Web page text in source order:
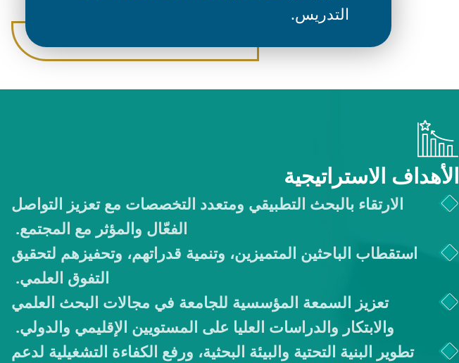
التدريس.
الأهداف الاستراتيجية
الارتقاء بالبحث التطبيقي ومتعدد التخصصات مع تعزيز التواصل
الفعّال والمؤثر مع المجتمع.
استقطاب الباحثين المتميزين، وتنمية قدراتهم، وتحفيزهم لتحقيق
التفوق العلمي.
تعزيز السمعة المؤسسية للجامعة في مجالات البحث العلمي
والابتكار والدراسات العليا على المستويين الإقليمي والدولي.
تطوير البنية التحتية والبيئة البحثية، ورفع الكفاءة التشغيلية لدعم